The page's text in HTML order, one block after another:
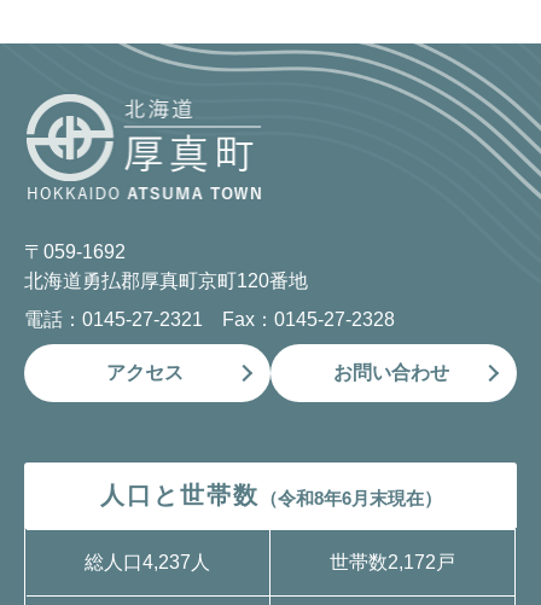
〒059-1692
北海道勇払郡厚真町京町120番地
電話：0145-27-2321 Fax：0145-27-2328
アクセス お問い合わせ
人口と世帯数 （令和8年6月末現在）
総人口4,237人 世帯数2,172戸